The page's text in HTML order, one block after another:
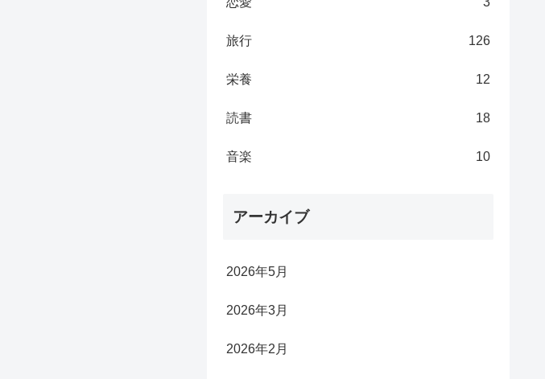
旅行 126
栄養 12
読書 18
音楽 10
アーカイブ
2026年5月
2026年3月
2026年2月